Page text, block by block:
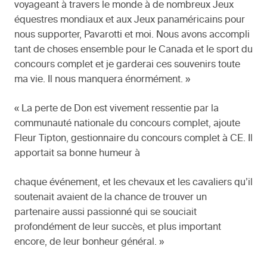
voyageant à travers le monde à de nombreux Jeux
équestres mondiaux et aux Jeux panaméricains pour
nous supporter, Pavarotti et moi. Nous avons accompli
tant de choses ensemble pour le Canada et le sport du
concours complet et je garderai ces souvenirs toute
ma vie. Il nous manquera énormément. »
« La perte de Don est vivement ressentie par la
communauté nationale du concours complet, ajoute
Fleur Tipton, gestionnaire du concours complet à CE. Il
apportait sa bonne humeur à
chaque événement, et les chevaux et les cavaliers qu’il
soutenait avaient de la chance de trouver un
partenaire aussi passionné qui se souciait
profondément de leur succès, et plus important
encore, de leur bonheur général. »